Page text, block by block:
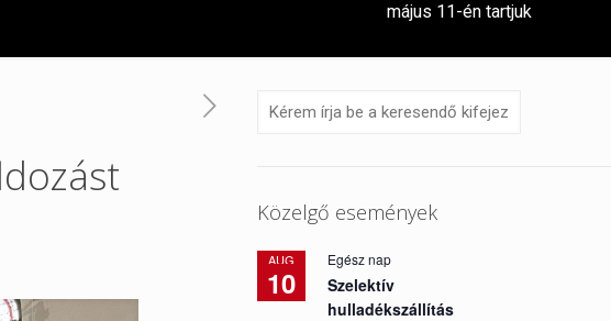
május 11-én tartjuk
Közelgő események
AUG
10
Egész nap
Szelektív
hulladékszállítás